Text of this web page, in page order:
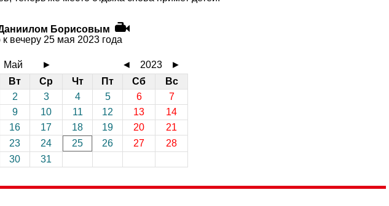
Борисовым
вечеру 25 мая 2023 года
Май ► ◄ 2023
►
Вт Ср Чт Пт Сб
Вс
2 3 4 5 6
7
9 10 11 12 13
14
16 17 18 19 20
21
23 24 25 26 27
28
30 31